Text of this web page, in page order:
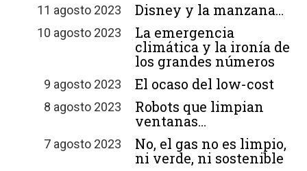
11 agosto 2023 Disney y la manzana…
10 agosto 2023
La emergencia
climática y la ironía de
los grandes números
9 agosto 2023 El ocaso del low-cost
8 agosto 2023
Robots que limpian
ventanas…
7 agosto 2023
No, el gas no es limpio,
ni verde, ni sostenible